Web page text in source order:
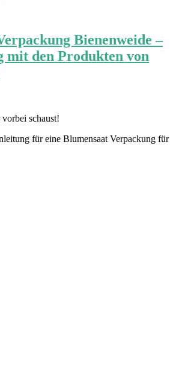
Bienenweide –
mit den Produkten von
schaust!
für eine Blumensaat Verpackung für